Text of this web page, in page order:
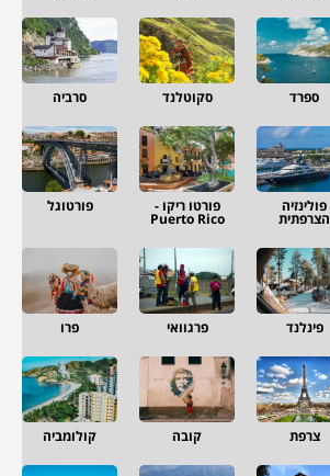
ספרד סקוטלנד סרביה
פולינזיה
הצרפתית
פורטו ריקו -
Puerto Rico
פורטוגל
פינלנד פרגוואי פרו
צרפת קובה קולומביה